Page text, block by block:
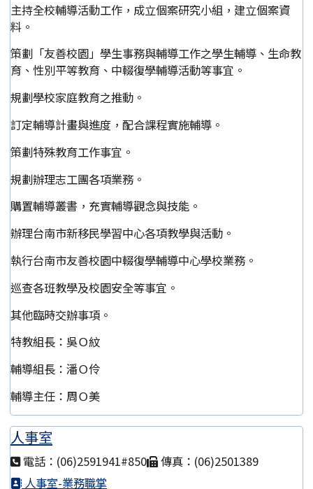
主持全校輔導活動工作，成立個案研究小組，建立個案資
料。
策劃「友善校園」學生事務與輔導工作之學生輔導、生命教
育、性別平等教育、中輟復學輔導活動等事宜。
規劃學校家庭教育之推動。
訂定輔導計畫與進度，配合課程實施輔導。
策劃特殊教育工作事宜。
規劃辦理志工團各項業務。
購置輔導叢書，充實輔導觀念與技能。
辦理台南市新移民學習中心各項教學與活動。
執行台南市友善校園中輟復學輔導中心學校業務。
巡查各班教學及校園安全等事宜。
其他臨時交辦事項。
特教組長：吳Ｏ紋
輔導組長：潘Ｏ伶
輔導主任：周Ｏ美
人事室
電話：(06)2591941#850
傳真：(06)2501389
人事室-業務職掌